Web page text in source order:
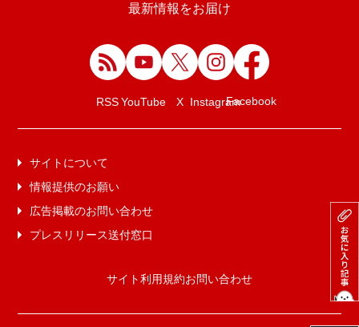
最新情報をお届け
RSSYouTube X InstagramFacebook
サイトについて
情報提供のお願い
広告掲載のお問い合わせ
プレスリリース送付窓口
サイト利用規約お問い合わせ